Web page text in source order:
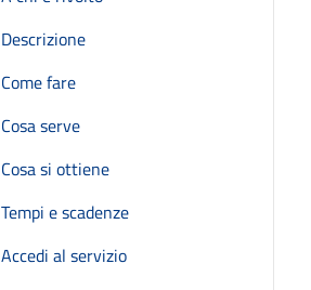
Descrizione
Come fare
Cosa serve
Cosa si ottiene
Tempi e scadenze
Accedi al servizio